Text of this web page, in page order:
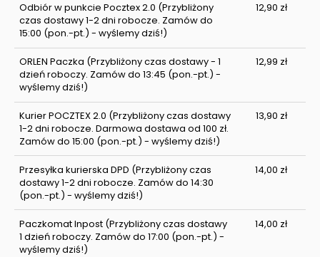
Odbiór w punkcie Pocztex 2.0 (Przybliżony
czas dostawy 1-2 dni robocze. Zamów do
15:00 (pon.-pt.) - wyślemy dziś!)
12,90 zł
ORLEN Paczka (Przybliżony czas dostawy - 1
dzień roboczy. Zamów do 13:45 (pon.-pt.) -
wyślemy dziś!)
12,99 zł
Kurier POCZTEX 2.0 (Przybliżony czas dostawy
1-2 dni robocze. Darmowa dostawa od 100 zł.
Zamów do 15:00 (pon.-pt.) - wyślemy dziś!)
13,90 zł
Przesyłka kurierska DPD (Przybliżony czas
dostawy 1-2 dni robocze. Zamów do 14:30
(pon.-pt.) - wyślemy dziś!)
14,00 zł
Paczkomat Inpost(Przybliżony czas dostawy
1 dzień roboczy. Zamów do 17:00 (pon.-pt.) -
wyślemy dziś!)
14,00 zł